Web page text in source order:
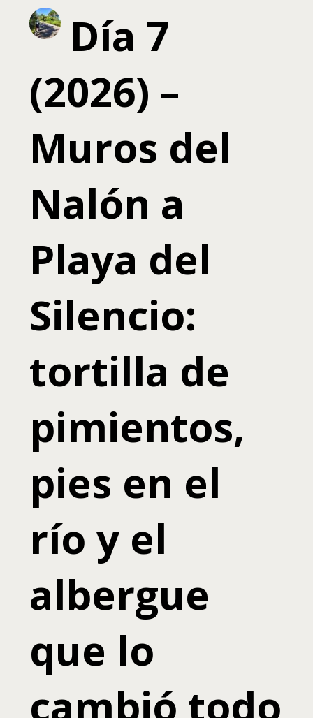
Día 7
(2026) –
Muros del
Nalón a
Playa del
Silencio:
tortilla de
pimientos,
pies en el
río y el
albergue
que lo
cambió todo